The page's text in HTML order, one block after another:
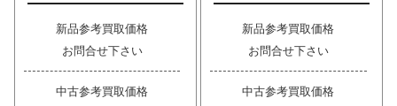
新品参考買取価格
お問合せ下さい
中古参考買取価格
新品参考買取価格
お問合せ下さい
中古参考買取価格